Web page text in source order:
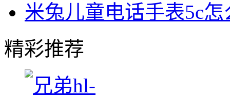
米兔儿童电话手表5c
精彩推荐